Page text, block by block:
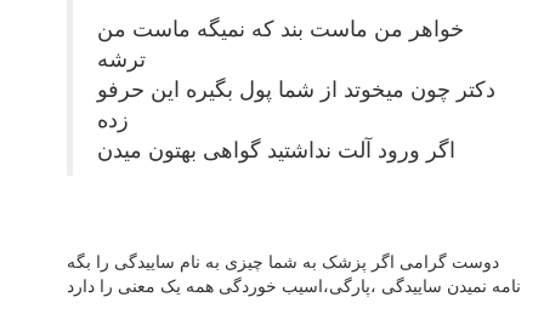
خواهر من ماست بند که نمیگه ماست من
ترشه
دکتر چون میخوتد از شما پول بگیره این حرفو
زده
اگر ورود آلت نداشتید گواهی بهتون میدن
دوست گرامی اگر پزشک به شما چیزی به نام ساییدگی را بگه
نامه نمیدن ساییدگی ،پارگی،اسیب خوردگی همه یک معنی را دارد